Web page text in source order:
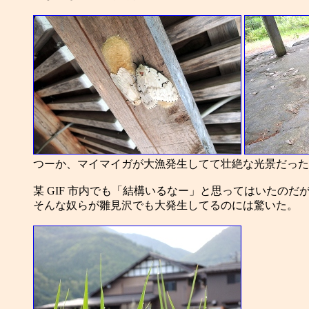
つーか、マイマイガが大漁発生してて壮絶な光景だっ
某 GIF 市内でも「結構いるなー」と思ってはいたのだ
そんな奴らが雛見沢でも大発生してるのには驚いた。